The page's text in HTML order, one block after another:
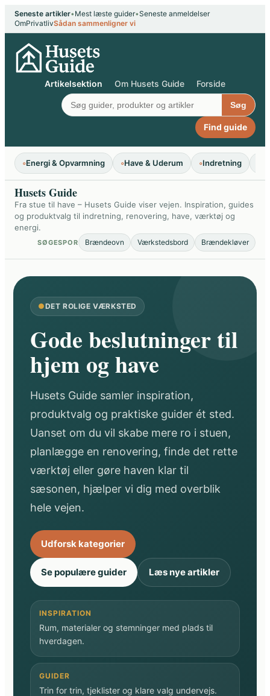
Seneste artikler• Mest læste guider•Seneste anmeldelser
OmPrivatlivSådan sammenligner vi
Artikelsektion Om Husets Guide Forside
Søg
Find guide
◦Energi & Opvarmning ◦Have & Uderum ◦Indretning
Husets Guide
Fra stue til have – Husets Guide viser vejen. Inspiration, guides
og produktvalg til indretning, renovering, have, værktøj og
energi.
SØGESPOR Brændeovn Værkstedsbord Brændekløver
●DET ROLIGE VÆRKSTED
Gode beslutninger til
hjem og have
Husets Guide samler inspiration,
produktvalg og praktiske guider ét sted.
Uanset om du vil skabe mere ro i stuen,
planlægge en renovering, finde det rette
værktøj eller gøre haven klar til
sæsonen, hjælper vi dig med overblik
hele vejen.
Udforsk kategorier
Se populære guider Læs nye artikler
INSPIRATION
Rum, materialer og stemninger med plads til
hverdagen.
GUIDER
Trin for trin, tjeklister og klare valg undervejs.